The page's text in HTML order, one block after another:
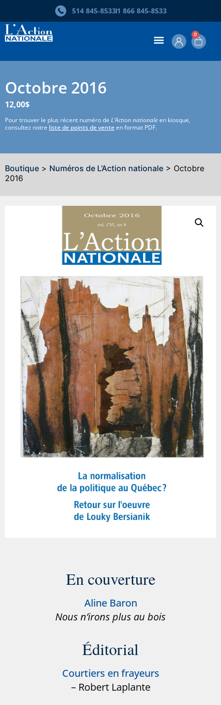
514 845‑85331 866 845‑8533
0
Octobre 2016
12,00$
Pour trouver le plus récent numéro de L’Action nationaleen kiosque,
consultez notre liste de points de venteen format PDF.
Boutique > Numéros de L’Action nationale > Octobre
2016
En couverture
Aline Baron
Nous n’irons plus au bois
Éditorial
Courtiers en frayeurs
– Robert Laplante